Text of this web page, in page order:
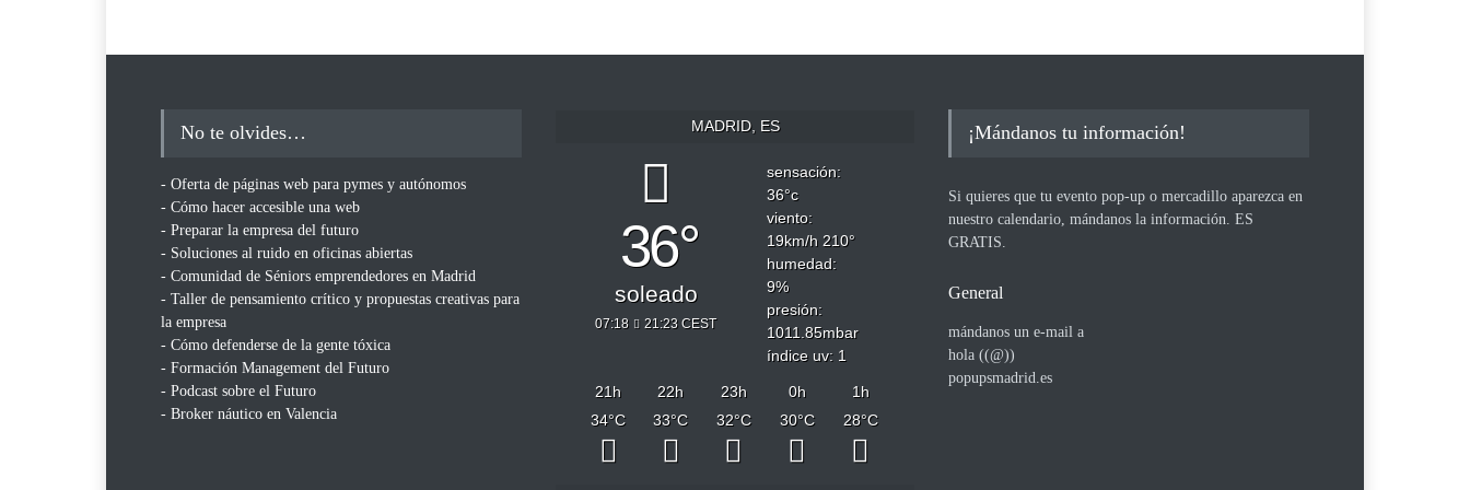
No te olvides…
- Oferta de páginas web para pymes y autónomos
- Cómo hacer accesible una web
- Preparar la empresa del futuro
- Soluciones al ruido en oficinas abiertas
- Comunidad de Séniors emprendedores en Madrid
- Taller de pensamiento crítico y propuestas creativas para
la empresa
- Cómo defenderse de la gente tóxica
- Formación Management del Futuro
- Podcast sobre el Futuro
- Broker náutico en Valencia
MADRID, ES
36°
soleado
07:18 21:23 CEST
sensación:
36°c
viento:
19km/h210°
humedad:
9%
presión:
1011.85mbar
índice uv: 1
21h 22h 23h 0h 1h
34°C 33°C 32°C 30°C 28°C
¡Mándanos tu información!
Si quieres que tu evento pop-up o mercadillo aparezca en
nuestro calendario, mándanos la información. ES
GRATIS.
General
mándanos un e-mail a
hola ((@))
popupsmadrid.es